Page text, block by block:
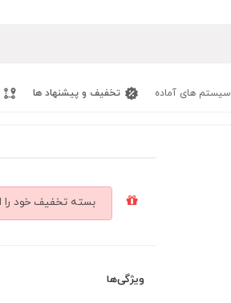
سیستم های آماده تخفیف و پیشنهاد ها
بسته تخفیف خود را
ویژگی‌ها